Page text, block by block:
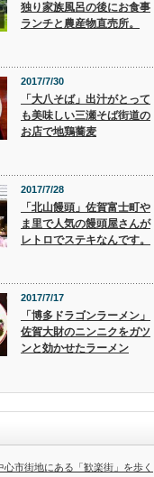
独り家族風呂の後にお食事
ランチと農産物直売所。
2017/7/30
「大八そば」出汁がとって
も美味しい三瀬そば街道の
お店で地鶏蕎麦
2017/7/28
「北山饅頭」佐賀富士町や
ま里で人気の饅頭屋さんが
レトロでステキなんです。
2017/7/17
「博多ドラゴンラーメン」
佐賀大財のニンニクをガツ
ンと効かせたラーメン
心市街地にある「歓楽街」を歩く